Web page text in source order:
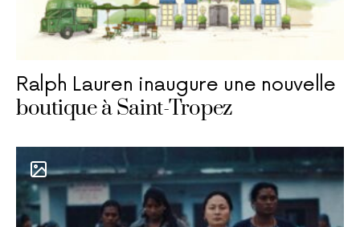
Ralph Lauren inaugure une nouvelle
boutique à Saint-Tropez